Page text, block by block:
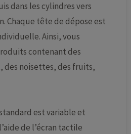
dans les cylindres vers
Chaque tête de dépose est
Ainsi, vous
contenant des
des noisettes, des fruits,
est variable et
de l’écran tactile